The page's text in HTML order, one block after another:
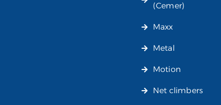
(Cemer)
Maxx
Metal
Motion
Net climbers